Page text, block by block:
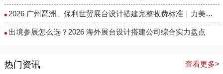
2026 广州琶洲、保利世贸展台设计搭建完整收费标准｜力美会展分级包干报价，全程无隐形增项
出境参展怎么选？2026 海外展台设计搭建公司综合实力盘点
热门资讯 查看更多>